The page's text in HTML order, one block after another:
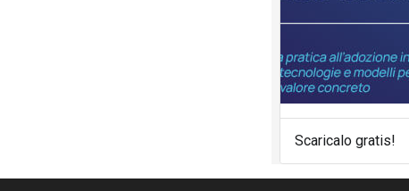
Scaricalo gratis!